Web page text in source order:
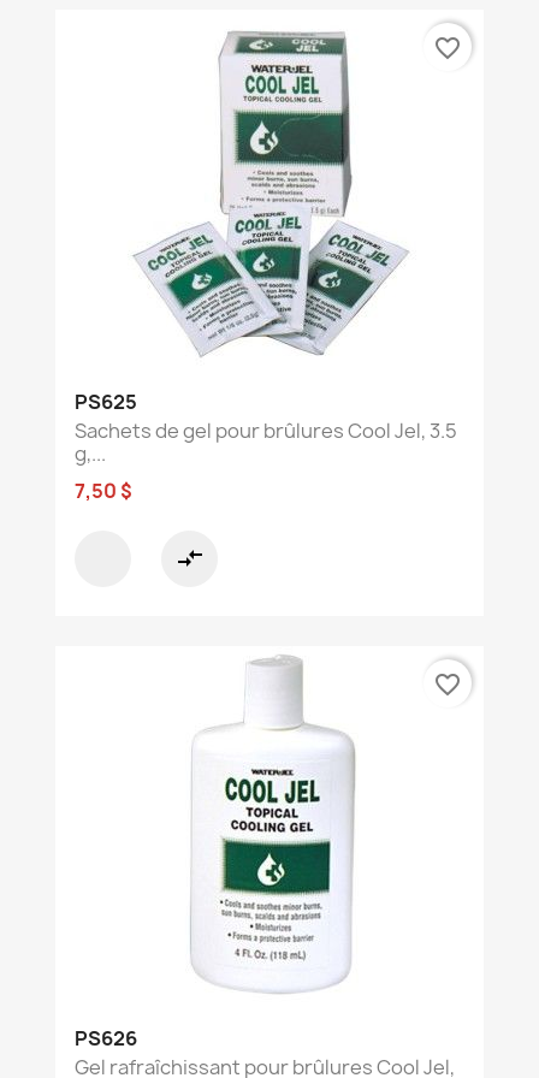
PS625
Sachets de gel pour brûlures Cool Jel, 3.5
g,...
7,50 $
compare_arrows
favorite_border
PS626
Gel rafraîchissant pour brûlures Cool Jel,
favorite_border